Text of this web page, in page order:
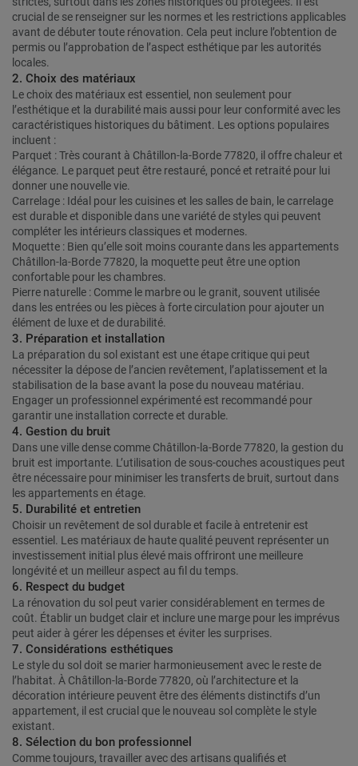
crucial de se renseigner sur les normes et les restrictions applicables
avant de débuter toute rénovation. Cela peut inclure l’obtention de
permis ou l’approbation de l’aspect esthétique par les autorités
locales.
2. Choix des matériaux
Le choix des matériaux est essentiel, non seulement pour
l’esthétique et la durabilité mais aussi pour leur conformité avec les
caractéristiques historiques du bâtiment. Les options populaires
incluent :
Parquet : Très courant à Châtillon-la-Borde 77820, il offre chaleur et
élégance. Le parquet peut être restauré, poncé et retraité pour lui
donner une nouvelle vie.
Carrelage : Idéal pour les cuisines et les salles de bain, le carrelage
est durable et disponible dans une variété de styles qui peuvent
compléter les intérieurs classiques et modernes.
Moquette : Bien qu’elle soit moins courante dans les appartements
Châtillon-la-Borde 77820, la moquette peut être une option
confortable pour les chambres.
Pierre naturelle : Comme le marbre ou le granit, souvent utilisée
dans les entrées ou les pièces à forte circulation pour ajouter un
élément de luxe et de durabilité.
3. Préparation et installation
La préparation du sol existant est une étape critique qui peut
nécessiter la dépose de l’ancien revêtement, l’aplatissement et la
stabilisation de la base avant la pose du nouveau matériau.
Engager un professionnel expérimenté est recommandé pour
garantir une installation correcte et durable.
4. Gestion du bruit
Dans une ville dense comme Châtillon-la-Borde 77820, la gestion du
bruit est importante. L’utilisation de sous-couches acoustiques peut
être nécessaire pour minimiser les transferts de bruit, surtout dans
les appartements en étage.
5. Durabilité et entretien
Choisir un revêtement de sol durable et facile à entretenir est
essentiel. Les matériaux de haute qualité peuvent représenter un
investissement initial plus élevé mais offriront une meilleure
longévité et un meilleur aspect au fil du temps.
6. Respect du budget
La rénovation du sol peut varier considérablement en termes de
coût. Établir un budget clair et inclure une marge pour les imprévus
peut aider à gérer les dépenses et éviter les surprises.
7. Considérations esthétiques
Le style du sol doit se marier harmonieusement avec le reste de
l’habitat. À Châtillon-la-Borde 77820, où l’architecture et la
décoration intérieure peuvent être des éléments distinctifs d’un
appartement, il est crucial que le nouveau sol complète le style
existant.
8. Sélection du bon professionnel
Comme toujours, travailler avec des artisans qualifiés et